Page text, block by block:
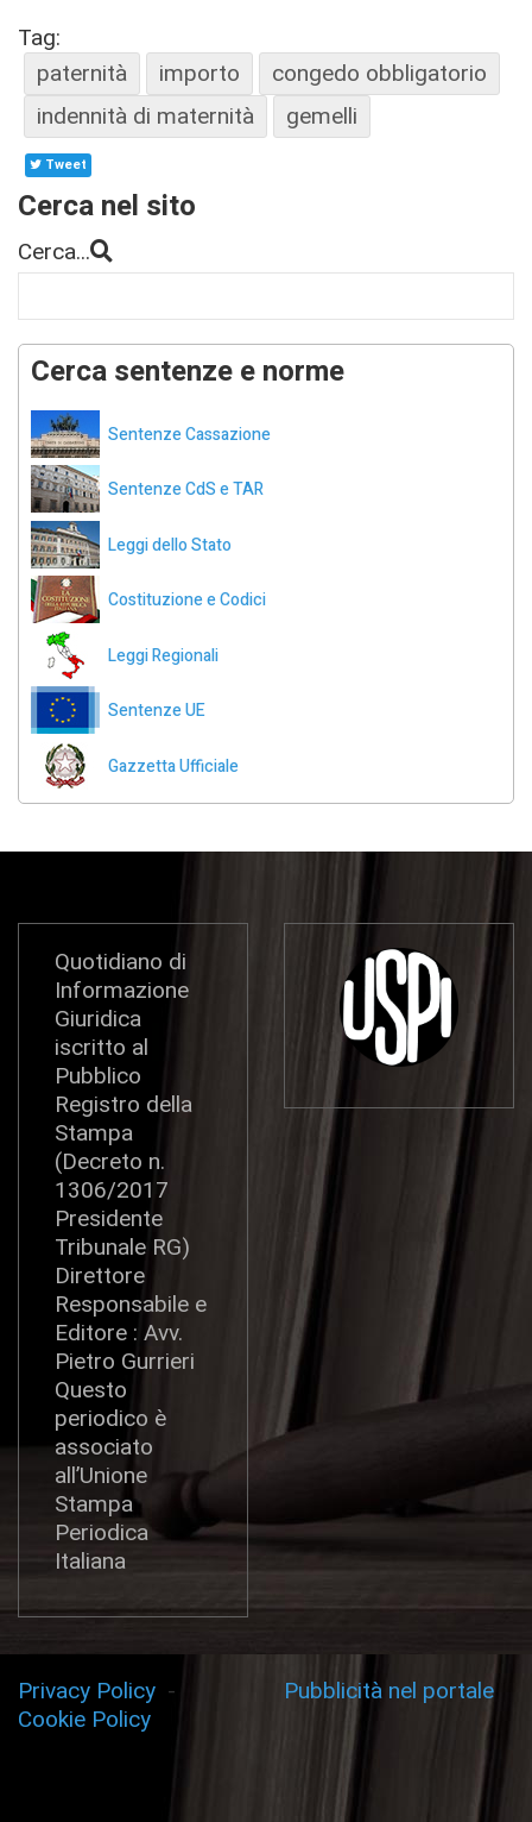
Tag:
paternità
importo
congedo obbligatorio
indennità di maternità
gemelli
Tweet
Cerca nel sito
Cerca...
Cerca sentenze e norme
Sentenze Cassazione
Sentenze CdS e TAR
Leggi dello Stato
Costituzione e Codici
Leggi Regionali
Sentenze UE
Gazzetta Ufficiale
Quotidiano di
Informazione
Giuridica
iscritto al
Pubblico
Registro della
Stampa
(Decreto n.
1306/2017
Presidente
Tribunale RG)
Direttore
Responsabile e
Editore : Avv.
Pietro Gurrieri
Questo
periodico è
associato
all’Unione
Stampa
Periodica
Italiana
Privacy Policy -
Cookie Policy
Pubblicità nel portale